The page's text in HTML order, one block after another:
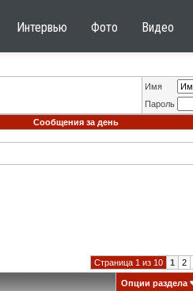
Интервью Фото Видео
Имя
Пароль
Сообщения за день
Страница 1 из 10 1 2
Опции раздела